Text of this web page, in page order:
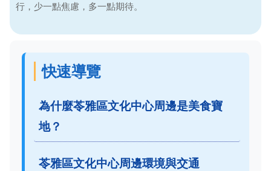
行，少一點焦慮，多一點期待。
快速導覽
為什麼苓雅區文化中心周邊是美食寶
地？
苓雅區文化中心周邊環境與交通